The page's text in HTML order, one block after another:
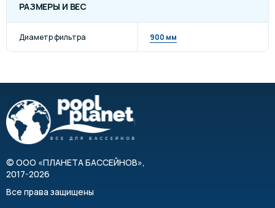
РАЗМЕРЫ И ВЕС
Диаметр фильтра 900 мм
© ООО «ПЛАНЕТА БАССЕЙНОВ»,
2017-2026
Все права защищены